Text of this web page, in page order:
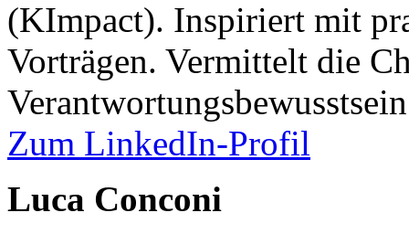
(KImpact). Inspiriert mit
Vorträgen. Vermittelt die
Zum LinkedIn-Profil
Luca Conconi